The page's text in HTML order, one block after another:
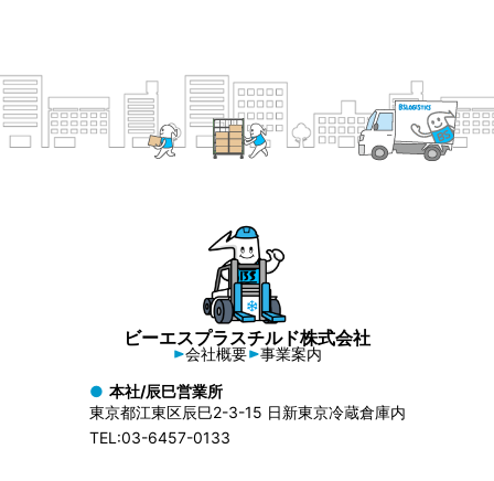
ビーエスプラスチルド株式会社
会社概要
事業案内
本社/辰巳営業所
東京都江東区辰巳2-3-15 日新東京冷蔵倉庫内
TEL:03-6457-0133